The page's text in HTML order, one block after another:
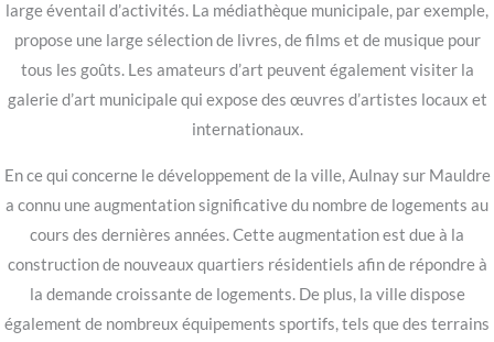
large éventail d’activités. La médiathèque municipale, par exemple,
propose une large sélection de livres, de films et de musique pour
tous les goûts. Les amateurs d’art peuvent également visiter la
galerie d’art municipale qui expose des œuvres d’artistes locaux et
internationaux.
En ce qui concerne le développement de la ville, Aulnay sur Mauldre
a connu une augmentation significative du nombre de logements au
cours des dernières années. Cette augmentation est due à la
construction de nouveaux quartiers résidentiels afin de répondre à
la demande croissante de logements. De plus, la ville dispose
également de nombreux équipements sportifs, tels que des terrains